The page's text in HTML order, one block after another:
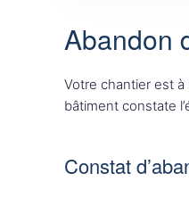
Abandon
Votre chantier est
bâtiment constate
Constat